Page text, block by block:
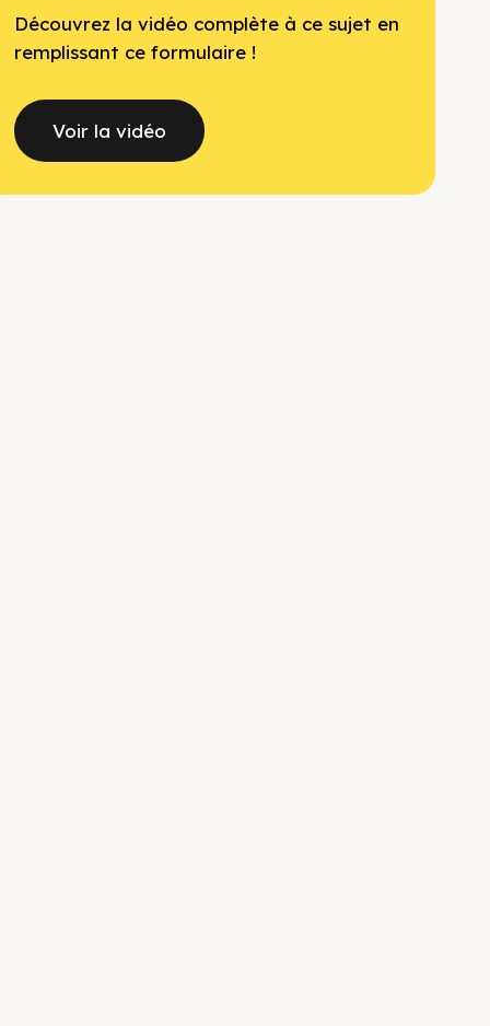
Découvrez la vidéo complète à ce sujet en
remplissant ce formulaire !
Voir la vidéo